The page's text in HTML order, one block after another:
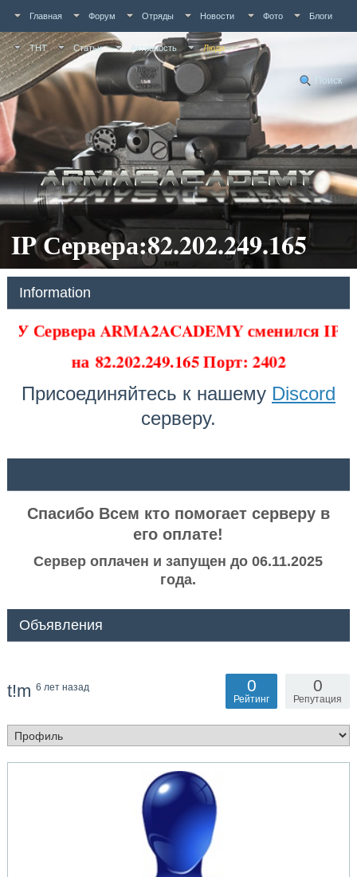
Главная Форум Отряды Новости Фото Блоги
ТНТ Статьи Активность Люди
Поиск
IP Сервера:82.202.249.165
Information
У Сервера ARMA2ACADEMY сменился IP
на82.202.249.165 Порт: 2402
Присоединяйтесь к нашему Discord
серверу.
Спасибо Всем кто помогает серверу в
его оплате!
Сервер оплачен и запущен до 06.11.2025
года.
Объявления
t!m 6 лет назад 0
Репутация
0
Рейтинг